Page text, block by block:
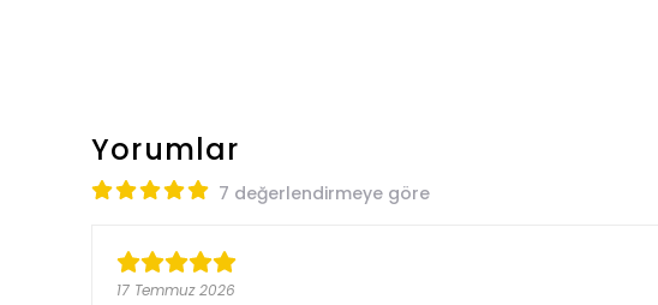
Yorumlar
7 değerlendirmeye göre
17 Temmuz 2026